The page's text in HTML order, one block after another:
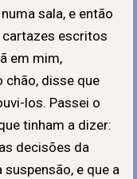
sala, e então
escritos
em mim,
chão, disse que
los. Passei o
tinham a dizer:
decisões da
e que a